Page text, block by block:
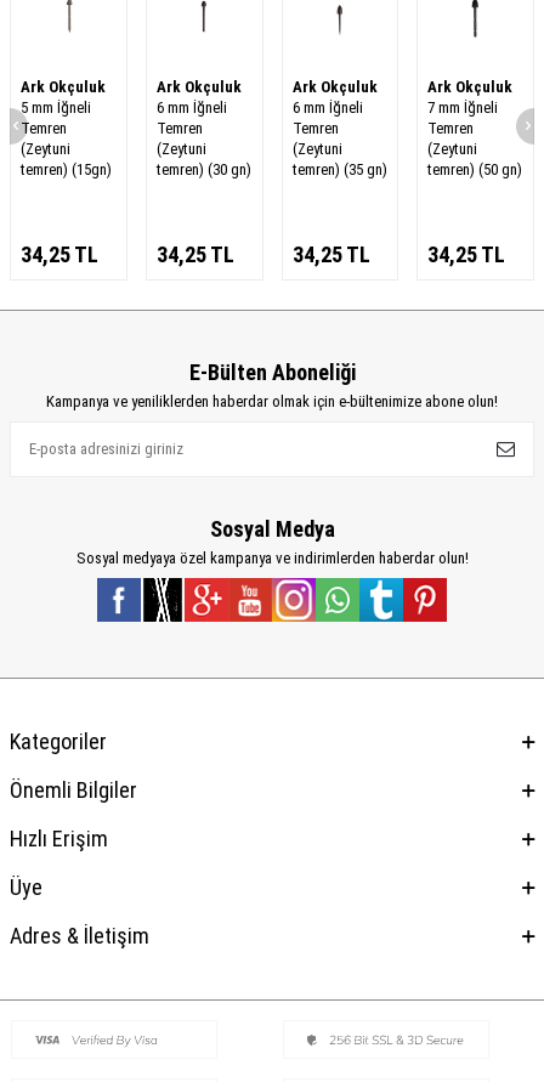
Ark Okçuluk
5 mm İğneli
Temren
(Zeytuni
temren) (15gn)
34,25TL
Ark Okçuluk
6 mm İğneli
Temren
(Zeytuni
temren) (30 gn)
34,25TL
Ark Okçuluk
6 mm İğneli
Temren
(Zeytuni
temren) (35 gn)
34,25TL
Ark Okçuluk
7 mm İğneli
Temren
(Zeytuni
temren) (50 gn)
34,25TL
E-Bülten Aboneliği
Kampanya ve yeniliklerden haberdar olmak için e-bültenimize abone olun!
Sosyal Medya
Sosyal medyaya özel kampanya ve indirimlerden haberdar olun!
Kategoriler
Önemli Bilgiler
Hızlı Erişim
Üye
Adres & İletişim